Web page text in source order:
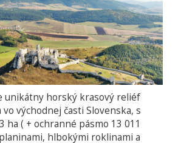
unikátny horský krasový reliéf
vo východnej časti Slovenska, s
ha ( + ochranné pásmo 13 011
hlbokými roklinami a